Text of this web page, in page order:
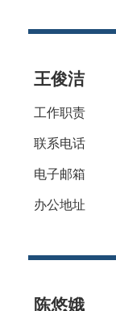
王俊洁
工作职责
联系电话
电子邮箱
办公地址
陈悠娥